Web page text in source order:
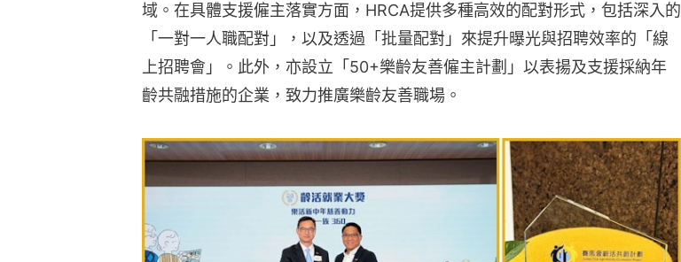
域。在具體支援僱主落實方面，HRCA提供多種高效的配對形式，包括深入的
「一對一人職配對」，以及透過「批量配對」來提升曝光與招聘效率的「線
上招聘會」。此外，亦設立「50+樂齡友善僱主計劃」以表揚及支援採納年
齡共融措施的企業，致力推廣樂齡友善職場。